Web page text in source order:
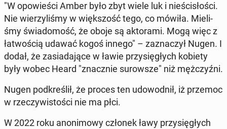
"W opo­wie­ści Amber było zbyt wiele luk i nie­ści­sło­ści.
Nie wie­rzy­li­śmy w więk­szość tego, co mówiła. Mie­li­
śmy świa­do­mość, że oboje są ak­to­ra­mi. Mogą więc z
ła­two­ścią udawać kogoś innego" – za­zna­czył Nugen. I
dodał, że za­sia­da­ją­ce w ławie przy­się­głych kobiety
były wobec Heard "znacz­nie su­row­sze" niż męż­czyź­ni.
Nugen pod­kre­ślił, że proces ten udo­wod­nił, iż przemoc
w rze­czy­wi­sto­ści nie ma płci.
W 2022 roku ano­ni­mo­wy członek ławy przy­się­głych